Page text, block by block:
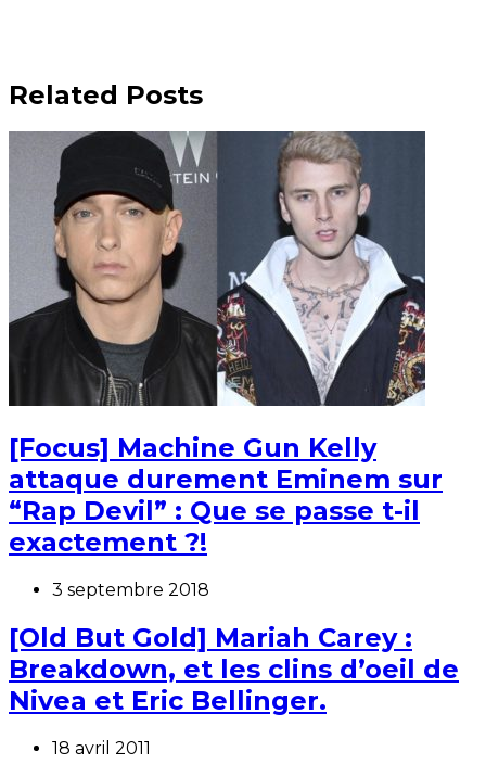
Related Posts
[Focus] Machine Gun Kelly
attaque durement Eminem sur
“Rap Devil” : Que se passe t-il
exactement ?!
3 septembre 2018
[Old But Gold] Mariah Carey :
Breakdown, et les clins d’oeil de
Nivea et Eric Bellinger.
18 avril 2011